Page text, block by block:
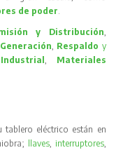
de poder.
y Distribución,
, Respaldo y
, Materiales
tablero eléctrico están en
llaves, interruptores,